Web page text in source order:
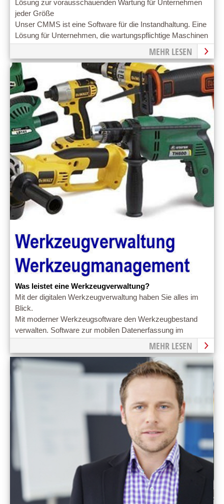
Lösung zur vorausschauenden Wartung für Unternehmen
jeder Größe
Unser CMMS ist eine Software für die Instandhaltung. Eine
Lösung für Unternehmen, die wartungspflichtige Maschinen
betreuen.
MEHR LESEN
Was leistet eine Werkzeugverwaltung?
Mit der digitalen Werkzeugverwaltung haben Sie alles im
Blick.
Mit moderner Werkzeugsoftware den Werkzeugbestand
verwalten. Software zur mobilen Datenerfassung im
Werkzeughandling
MEHR LESEN